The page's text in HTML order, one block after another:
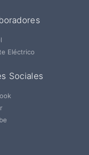
Eléctrico
Sociales